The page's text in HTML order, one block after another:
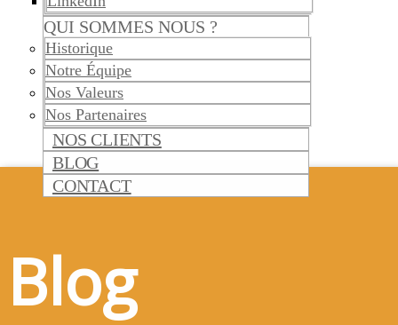
QUI SOMMES NOUS ?
Historique
Notre Équipe
Nos Valeurs
Nos Partenaires
NOS CLIENTS
BLOG
CONTACT
Blog